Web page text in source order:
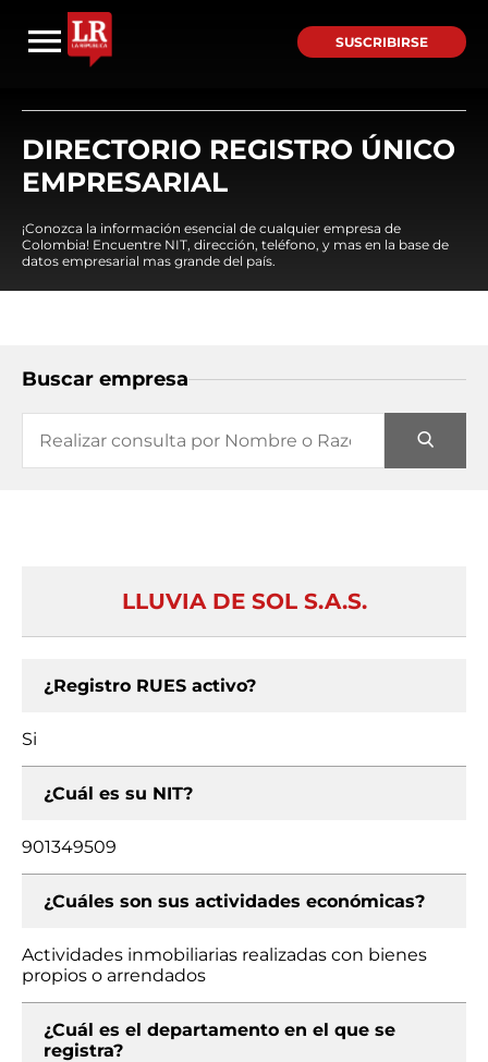
SUSCRIBIRSE
DIRECTORIO REGISTRO ÚNICO
EMPRESARIAL
¡Conozca la información esencial de cualquier empresa de
Colombia! Encuentre NIT, dirección, teléfono, y mas en la base de
datos empresarial mas grande del país.
Buscar empresa
LLUVIA DE SOL S.A.S.
¿Registro RUES activo?
Si
¿Cuál es su NIT?
901349509
¿Cuáles son sus actividades económicas?
Actividades inmobiliarias realizadas con bienes
propios o arrendados
¿Cuál es el departamento en el que se
registra?